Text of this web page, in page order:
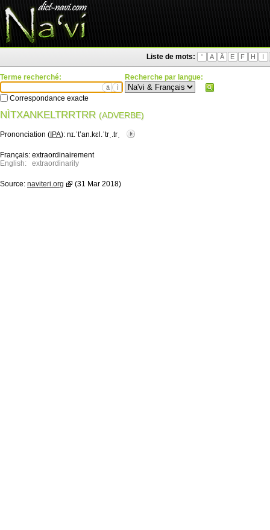
Liste de mots: ' A Ä E F H I
Terme recherché:
ä ì
Correspondance exacte
Recherche par langue:
NÌTXANKELTRRTRR (ADVERBE)
Prononciation ( IPA): nɪ.ˈtʼan.kɛl.ˈtrˌ.trˌ
Français: extraordinairement
English:
extraordinarily
Source: naviteri.org (31 Mar 2018)